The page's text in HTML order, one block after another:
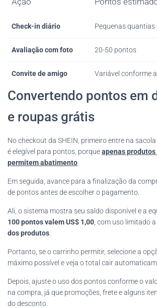
Check-in diário Pequenas quantias
Avaliação com foto 20-50 pontos
Convite de amigo Variável conforme
Convertendo pontos em
e roupas grátis
No checkout da SHEIN, primeiro entre na
é elegível para pontos, porqueapenas
permitem abatimento
Em seguida, avance para a finalização da
de pontos antes de escolher o pagamento.
Ali, o sistema mostra seu saldo disponível e a
100 pontos valem US$ 1,00 , com uso limitado a
dos produtos
Portanto, se o carrinho permitir, selecione a
máximo possível e veja o total cair
Depois, ajuste o uso dos pontos conforme o
na compra, já que promoções, frete e alguns
do desconto.